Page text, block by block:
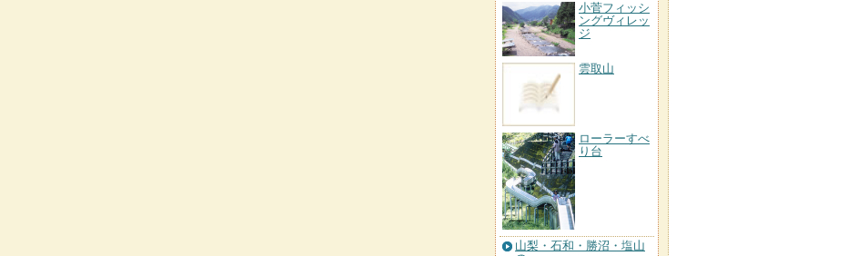
小菅フィッシ
ングヴィレッ
ジ
雲取山
ローラーすべ
り台
山梨・石和・勝沼・塩山